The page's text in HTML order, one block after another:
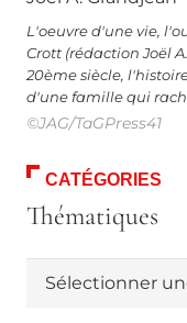
L'oeuvre d'une vie,
Crott (rédaction Joël
20ème siècle,
d'une famille qui
©JAG/TaGPress41
CATÉGORIES
Thématiques